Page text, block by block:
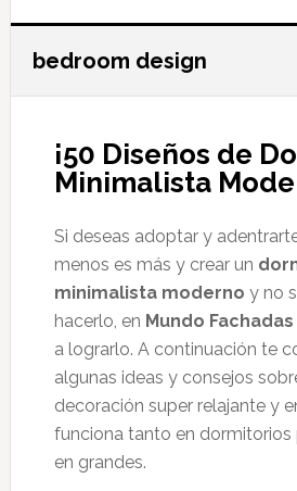
bedroom design
¡50 Diseños de
Minimalista
Si deseas adoptar y
menos es más y crear un
minimalista moderno y no
hacerlo, en Mundo Fachadas
a lograrlo. A continuación te
algunas ideas y consejos
decoración super relajante y
funciona tanto en
en grandes.